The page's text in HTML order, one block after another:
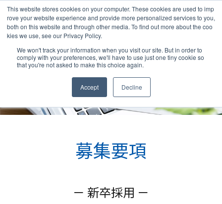
This website stores cookies on your computer. These cookies are used to imp
rove your website experience and provide more personalized services to you,
both on this website and through other media. To find out more about the coo
kies we use, see our Privacy Policy.
We won't track your information when you visit our site. But in order to
comply with your preferences, we'll have to use just one tiny cookie so
that you're not asked to make this choice again.
Accept Decline
募集要項
－ 新卒採用 －